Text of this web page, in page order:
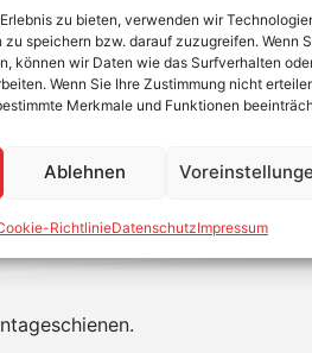
zu bieten, verwenden wir
speichern bzw. darauf zuzugreifen. Wenn
können wir Daten wie das Surfverhalten
Wenn Sie Ihre Zustimmung nicht
Merkmale und Funktionen
Ablehnen
RichtlinieDatenschutzImpressum
Benötigen Sie
Kontaktieren Sie
+49 (0)